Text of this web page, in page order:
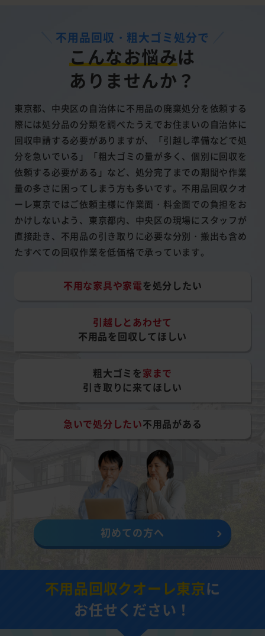
不用品回収・粗大ゴミ処分で
こんなお悩みは
ありませんか？
東京都、中央区の自治体に不用品の廃棄処分を依頼する
際には処分品の分類を調べたうえでお住まいの自治体に
回収申請する必要がありますが、「引越し準備などで処
分を急いでいる」「粗大ゴミの量が多く、個別に回収を
依頼する必要がある」など、処分完了までの期間や作業
量の多さに困ってしまう方も多いです。不用品回収クオ
ーレ東京ではご依頼主様に作業面・料金面での負担をお
かけしないよう、東京都内、中央区の現場にスタッフが
直接赴き、不用品の引き取りに必要な分別・搬出も含め
たすべての回収作業を低価格で承っています。
不用な家具や家電を処分したい
引越しとあわせて
不用品を回収してほしい
粗大ゴミを家まで
引き取りに来てほしい
急いで処分したい不用品がある
初めての方へ
不用品回収クオーレ東京に
お任せください！